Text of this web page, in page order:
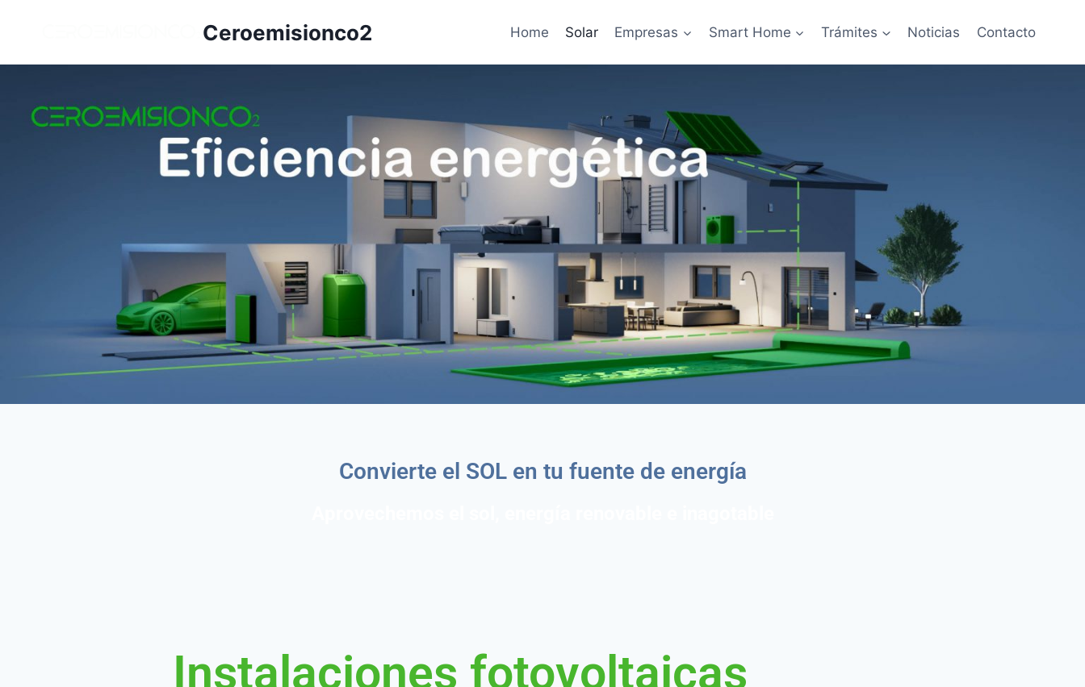
Ceroemisionco2 Home Solar Empresas Smart Home Trámites Noticias Contacto
Convierte el SOL en tu fuente de energía
Instalaciones fotovoltaicas